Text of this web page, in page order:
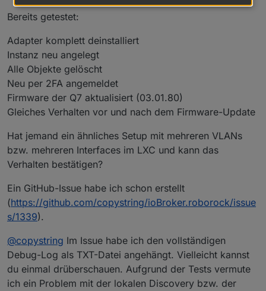
Bereits getestet:
Adapter komplett deinstalliert
Instanz neu angelegt
Alle Objekte gelöscht
Neu per 2FA angemeldet
Firmware der Q7 aktualisiert (03.01.80)
Gleiches Verhalten vor und nach dem Firmware-Update
Hat jemand ein ähnliches Setup mit mehreren VLANs
bzw. mehreren Interfaces im LXC und kann das
Verhalten bestätigen?
Ein GitHub-Issue habe ich schon erstellt
(https://github.com/copystring/ioBroker.roborock/issue
s/1339).
@copystring Im Issue habe ich den vollständigen
Debug-Log als TXT-Datei angehängt. Vielleicht kannst
du einmal drüberschauen. Aufgrund der Tests vermute
ich ein Problem mit der lokalen Discovery bzw. der